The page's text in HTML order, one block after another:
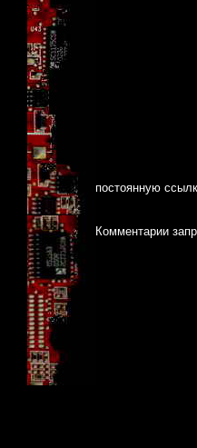
постоянную
Комментарии